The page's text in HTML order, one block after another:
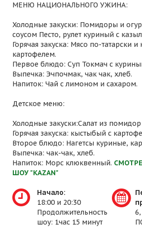
МЕНЮ НАЦИОНАЛЬНОГО УЖИНА:
Холодные закуски: Помидоры и
соусом Песто, рулет куриный с
Горячая закуска: Мясо по-татарски
картофелем.
Первое блюдо: Суп Токмач с
Выпечка: Эчпочмак, чак чак, хлеб.
Напиток: Чай с лимоном и сахаром.
Детское меню:
Холодные закуски:Салат из
Горячая закуска: кыстыбый с
Второе блюдо: Нагетсы куриные,
Выпечка: чак-чак, хлеб.
Напиток: Морс клюквенный.
ШОУ "KAZAN"
Начало:
18:00 и 20:30
Продолжительность
шоу: 1час 15 минут